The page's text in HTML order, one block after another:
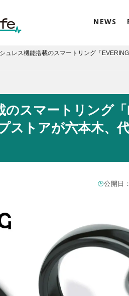
NEWS
ュレス機能搭載のスマートリング「
スマートリング
ストアが六本木、
公開日